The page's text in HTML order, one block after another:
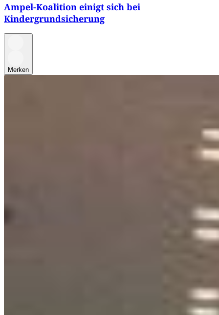
Ampel-Koalition einigt sich bei
Kindergrundsicherung
Merken